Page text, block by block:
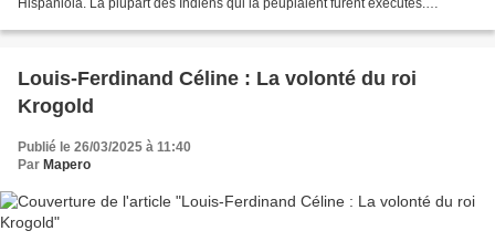
Louis-Ferdinand Céline : La volonté du roi
Krogold
Publié le 26/03/2025 à 11:40
Par Mapero